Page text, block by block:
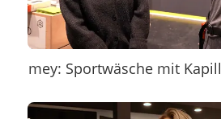
mey: Sportwäsche mit